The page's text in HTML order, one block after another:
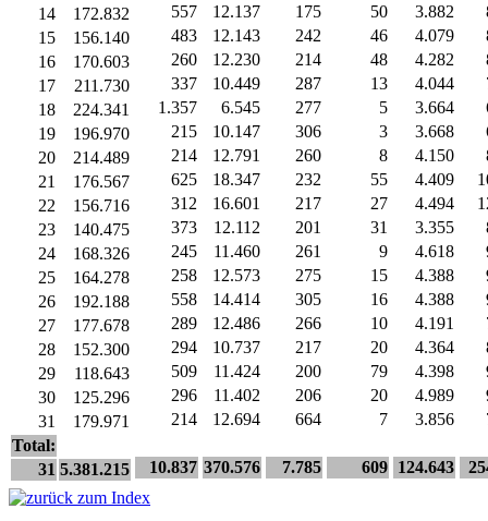
14
172.832
15
156.140
16
170.603
17
211.730
18
224.341
19
196.970
20
214.489
21
176.567
22
156.716
23
140.475
24
168.326
25
164.278
26
192.188
27
177.678
28
152.300
29
118.643
30
125.296
31
179.971
Total:
31 5.381.215
557
483
260
337
1.357
215
214
625
312
373
245
258
558
289
294
509
296
214
10.837
12.137
12.143
12.230
10.449
6.545
10.147
12.791
18.347
16.601
12.112
11.460
12.573
14.414
12.486
10.737
11.424
11.402
12.694
370.576
175
242
214
287
277
306
260
232
217
201
261
275
305
266
217
200
206
664
7.785
50
46
48
13
5
3
8
55
27
31
9
15
16
10
20
79
20
7
609
3.882
4.079
4.282
4.044
3.664
3.668
4.150
4.409
4.494
3.355
4.618
4.388
4.388
4.191
4.364
4.398
4.989
3.856
124.643